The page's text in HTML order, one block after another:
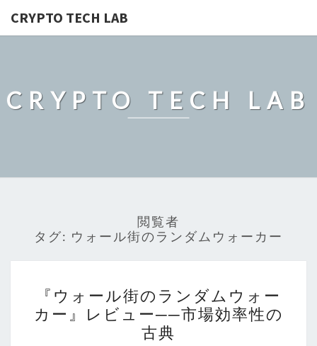
CRYPTO TECH LAB
CRYPTO TECH LAB
閲覧者
タグ: ウォール街のランダムウォーカー
ォ
ー
ル
『ウォール街のランダムウォー
カー』レビュー──市場効率性の
古典